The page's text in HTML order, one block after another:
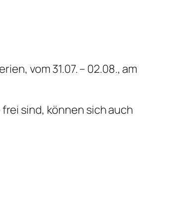
vom 31.07. – 02.08., am
sind, können sich auch